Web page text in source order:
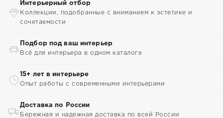
Интерьерный отбор
Коллекции, подобранные с вниманием к эстетике и
сочетаемости
Подбор под ваш интерьер
Всё для интерьера в одном каталоге
15+ лет в интерьере
Опыт работы с современными интерьерами
Доставка по России
Бережная и надежная доставка по всей России